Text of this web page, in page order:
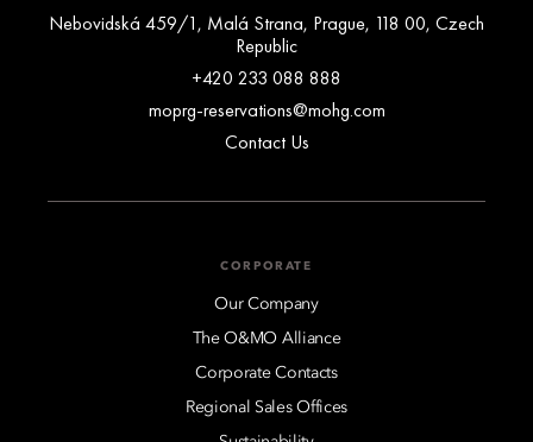
Nebovidská 459/1, Malá Strana, Prague, 118 00, Czech
Republic
+420 233 088 888
moprg-reservations@mohg.com
Contact Us
CORPORATE
Our Company
The O&MO Alliance
Corporate Contacts
Regional Sales Offices